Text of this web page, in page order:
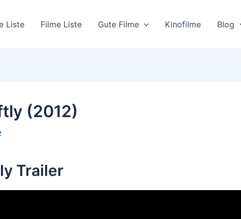
Liste Filme Liste Gute Filme Kinofilme Blog
(2012)
Trailer